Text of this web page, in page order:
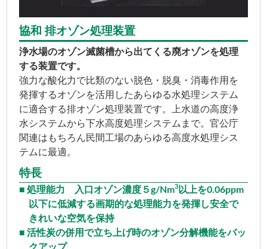
協和 排オゾン処理装置
浄水場のオゾン滅菌槽から出てくる廃オゾンを処理
する装置です。
強力な酸化力で比類のない脱色・脱臭・消毒作用を
発揮するオゾンを活用したあらゆる水処理システム
に適合する排オゾン処理装置です。上水道の高度浄
水システムから下水高度処理システムまで。官公庁
関連はもちろん民間工場のあらゆる高度水処理シス
テムに最適。
特長
処理能力 入口オゾン濃度５g/Nm3 以上を0.06ppm
以下に低減する画期的な処理能力を発揮し安全で
きれいな空気を保持
活性炭の併用で立ち上げ時のオゾン分解機能をバッ